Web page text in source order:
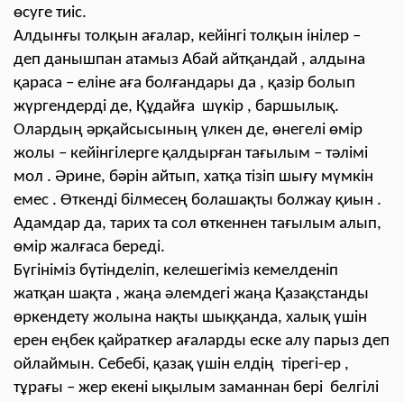
өсуге тиіс.
Алдынғы толқын ағалар, кейінгі толқын інілер –
деп данышпан атамыз Абай айтқандай , алдына
қараса – еліне аға болғандары да , қазір болып
жүргендерді де, Құдайға шүкір , баршылық.
Олардың әрқайсысының үлкен де, өнегелі өмір
жолы – кейінгілерге қалдырған тағылым – тәлімі
мол . Әрине, бәрін айтып, хатқа тізіп шығу мүмкін
емес . Өткенді білмесең болашақты болжау қиын .
Адамдар да, тарих та сол өткеннен тағылым алып,
өмір жалғаса береді.
Бүгініміз бүтінделіп, келешегіміз кемелденіп
жатқан шақта , жаңа әлемдегі жаңа Қазақстанды
өркендету жолына нақты шыққанда, халық үшін
ерен еңбек қайраткер ағаларды еске алу парыз деп
ойлаймын. Себебі, қазақ үшін елдің тірегі-ер ,
тұрағы – жер екені ықылым заманнан бері белгілі